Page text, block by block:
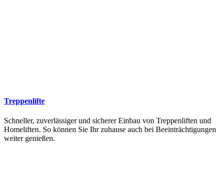
Treppenlifte
Schneller, zuverlässiger und sicherer Einbau von Treppenliften und
Homeliften. So können Sie Ihr zuhause auch bei Beeinträchtigungen
weiter genießen.